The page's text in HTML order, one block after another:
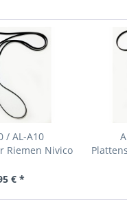
/ AL-A10
Riemen Nivico
€ *